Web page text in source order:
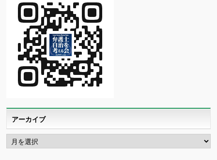
アーカイブ
ア
ー
カ